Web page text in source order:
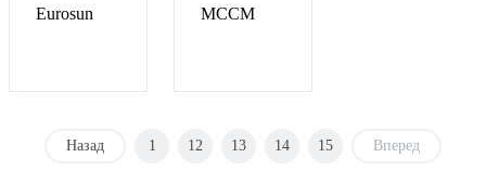
Eurosun
MCCM
Назад 1 12 13 14 15 Вперед